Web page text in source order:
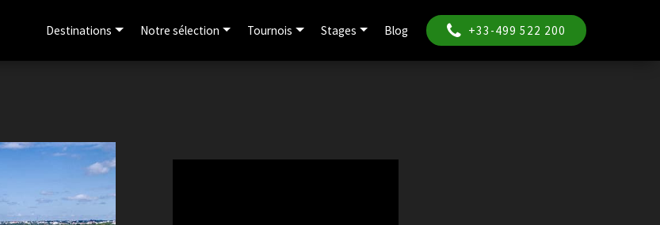
Destinations Notre sélection Tournois Stages Blog +33-499 522 200